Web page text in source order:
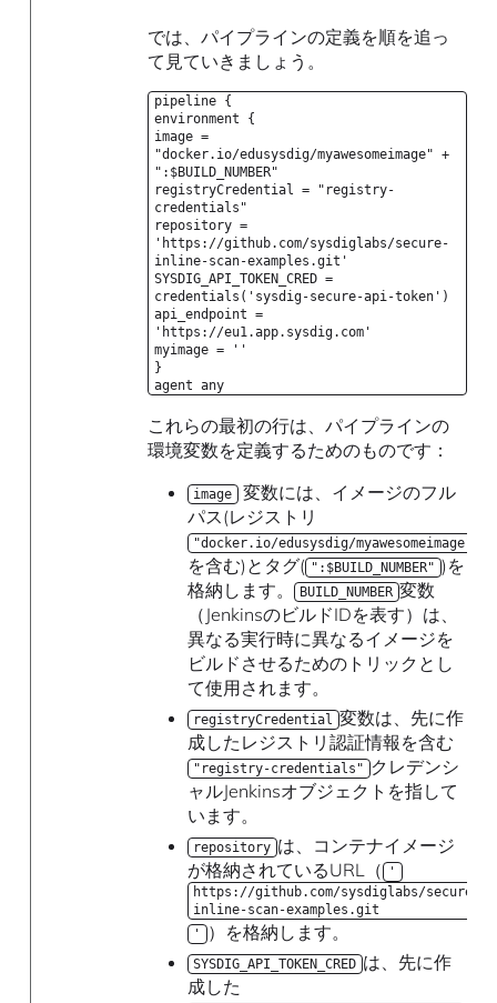
では、パイプラインの定義を順を追っ
て見ていきましょう。
pipeline {
environment {
image =
"docker.io/edusysdig/myawesomeimage" +
":$BUILD_NUMBER"
registryCredential = "registry-
credentials"
repository =
'https://github.com/sysdiglabs/secure-
inline-scan-examples.git'
SYSDIG_API_TOKEN_CRED =
credentials('sysdig-secure-api-token')
api_endpoint =
'https://eu1.app.sysdig.com'
myimage = ''
}
agent any
これらの最初の行は、パイプラインの
環境変数を定義するためのものです：
image 変数には、イメージのフル
パス(レジストリ
"docker.io/edusysdig/myawesomeimage"
を含む)とタグ( ":$BUILD_NUMBER" )を
格納します。
BUILD_NUMBER 変数
（JenkinsのビルドIDを表す）は、
異なる実行時に異なるイメージを
ビルドさせるためのトリックとし
て使用されます。
registryCredential 変数は、先に作
成したレジストリ認証情報を含む
"registry-credentials" クレデンシ
ャルJenkinsオブジェクトを指して
います。
repository は、コンテナイメージ
が格納されているURL（
'
https://github.com/sysdiglabs/secure-
inline-scan-examples.git
' ）を格納します。
SYSDIG_API_TOKEN_CRED は、先に作
成した